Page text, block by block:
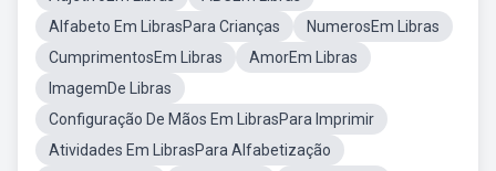
Alfabeto Em LibrasPara Crianças
NumerosEm Libras
CumprimentosEm Libras
AmorEm Libras
ImagemDe Libras
Configuração De Mãos Em LibrasPara Imprimir
Atividades Em LibrasPara Alfabetização